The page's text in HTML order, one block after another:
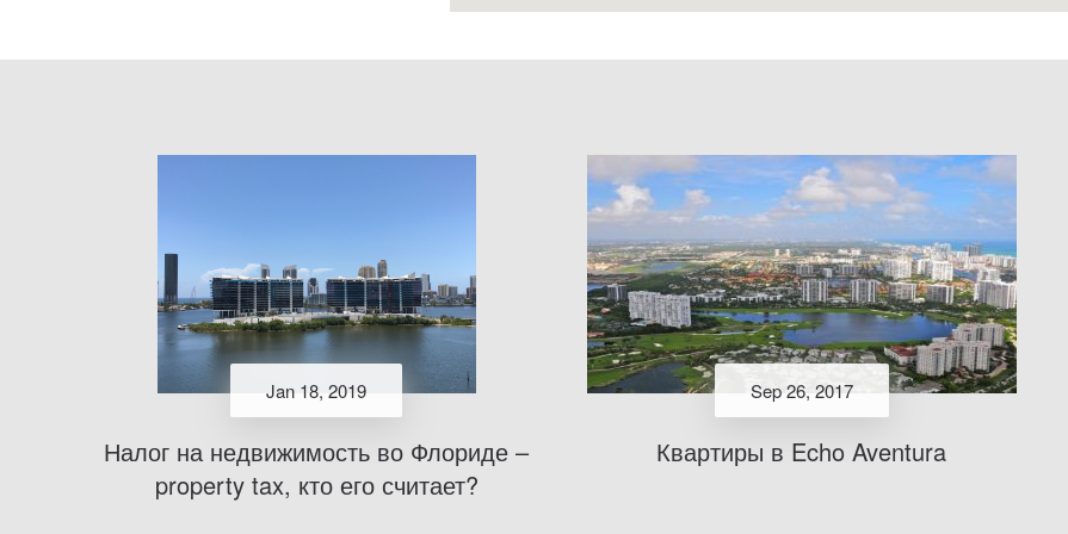
Jan 18, 2019
Налог на недвижимость во Флориде –
property tax, кто его считает?
Sep 26, 2017
Квартиры в Echo Aventura